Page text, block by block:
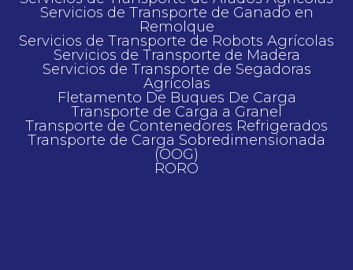
Servicios de Transporte de Ganado en
Remolque
Servicios de Transporte de Robots Agrícolas
Servicios de Transporte de Madera
Servicios de Transporte de Segadoras
Agrícolas
Fletamento De Buques De Carga
Transporte de Carga a Granel
Transporte de Contenedores Refrigerados
Transporte de Carga Sobredimensionada
(OOG)
RORO